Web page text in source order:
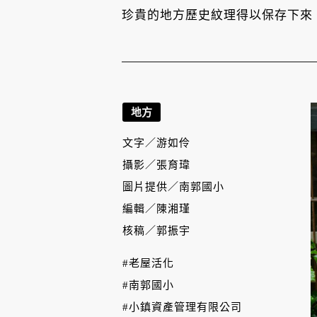
珍貴的地方歷史紋理得以保存下來
地方
文字／游如伶
攝影／ 張育瑋
圖片提供／南郭國小
編輯／ 陳湘瑾
核稿／郭振宇
#老屋活化
#南郭國小
#小鎮資產管理有限公司